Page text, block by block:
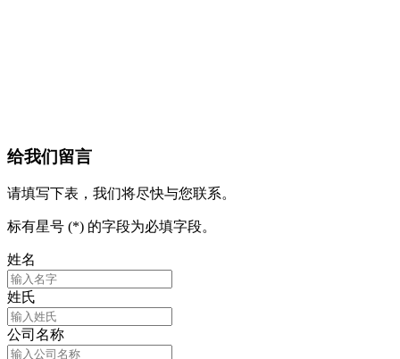
给我们留言
请填写下表，我们将尽快与您联系。
标有星号 (*) 的字段为必填字段。
姓名
姓氏
公司名称